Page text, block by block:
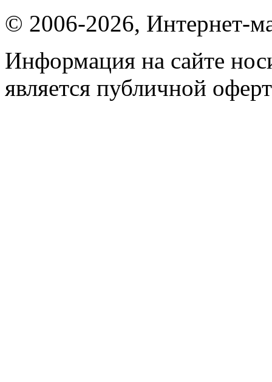
© 2006-2026, Интернет-
Информация на сайте
является публичной